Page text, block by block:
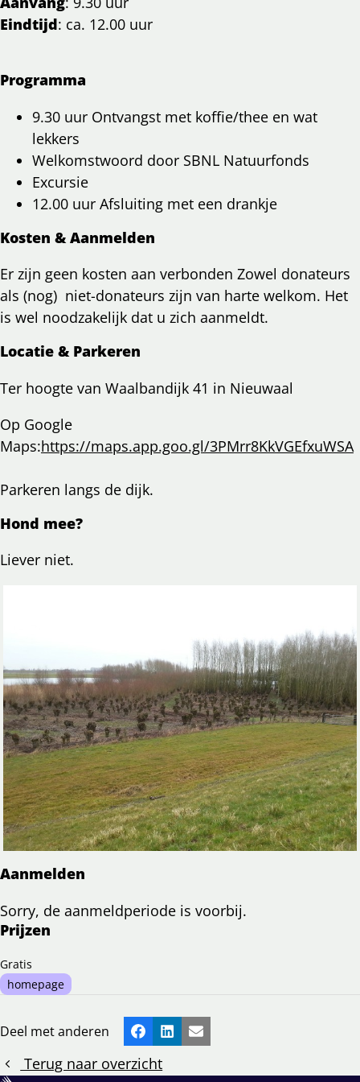
Eindtijd: ca. 12.00 uur
Programma
9.30 uur Ontvangst met koffie/thee en wat
lekkers
Welkomstwoord door SBNL Natuurfonds
Excursie
12.00 uur Afsluiting met een drankje
Kosten & Aanmelden
Er zijn geen kosten aan verbonden Zowel donateurs
als (nog) niet-donateurs zijn van harte welkom. Het
is wel noodzakelijk dat u zich aanmeldt.
Locatie & Parkeren
Ter hoogte van Waalbandijk 41 in Nieuwaal
Op Google
Maps:https://maps.app.goo.gl/3PMrr8KkVGEfxuWSA
Parkeren langs de dijk.
Hond mee?
Liever niet.
Aanmelden
Sorry, de aanmeldperiode is voorbij.
Prijzen
Gratis
homepage
Deel met anderen Facebook
LinkedInE-mail
Terug naar overzicht